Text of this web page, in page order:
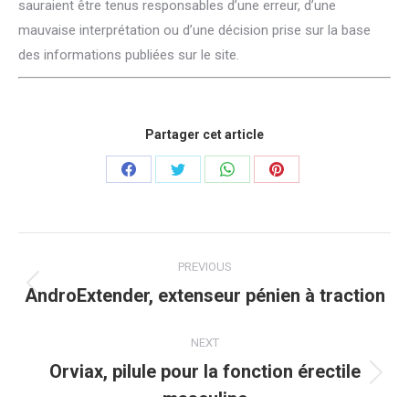
sauraient être tenus responsables d’une erreur, d’une
mauvaise interprétation ou d’une décision prise sur la base
des informations publiées sur le site.
Partager cet article
Share
Facebook
Share
Twitter
Share
WhatsApp
Share
Pinterest
navigation
PREVIOUS
Previous
AndroExtender, extenseur pénien à traction
NEXT
Next
Orviax, pilule pour la fonction érectile